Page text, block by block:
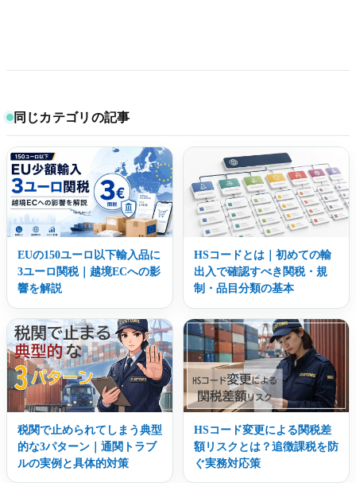
同じカテゴリの記事
EUの150ユーロ以下輸入品に
3ユーロ関税｜越境ECへの影
響を解説
HSコードとは｜初めての輸
出入で確認すべき関税・規
制・品目分類の基本
税関で止められてしまう典型
的な3パターン｜通関トラブ
ルの実例と具体的対策
HSコード変更による関税差
額リスクとは？追徴課税を防
ぐ実務対応策